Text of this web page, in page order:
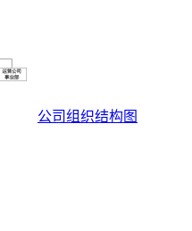
公司组织结构图